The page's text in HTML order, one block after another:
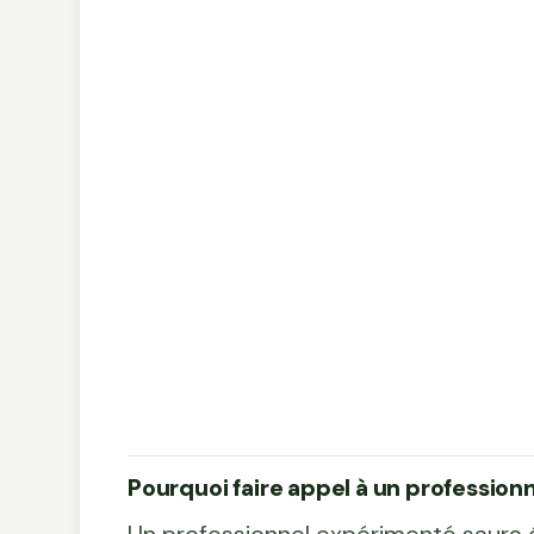
Pourquoi faire appel à un